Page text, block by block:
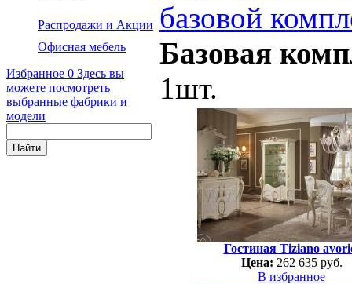
Распродажи и Акции
Офисная мебель
Избранное 0 Здесь вы
можете посмотреть
выбранные фабрики и
модели
базовой
Базовая
1шт.
Гостиная Tiziano
Цена: 262 635 руб.
В избранное